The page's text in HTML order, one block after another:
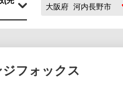
大阪府 河内長野市
フォックス